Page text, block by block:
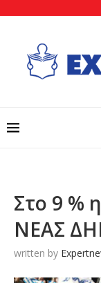
Στο 9 %
ΝΕΑΣ
written by